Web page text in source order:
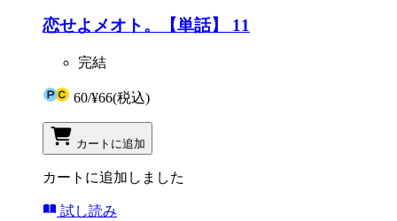
恋せよメオト。【単話】 11
完結
60/¥66(税込)
カートに追加
カートに追加しました
試し読み